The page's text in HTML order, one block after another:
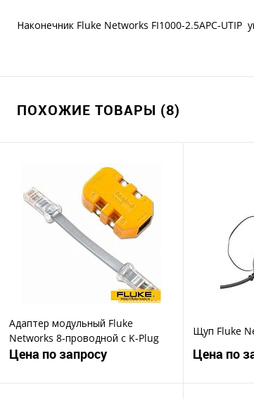
Наконечник Fluke Networks FI1000-2.5APC-UTIP
ПОХОЖИЕ ТОВАРЫ (8)
Адаптер модульный Fluke
Networks 8-проводной с K-Plug
Цена по запросу
Щуп Fluke
Цена по